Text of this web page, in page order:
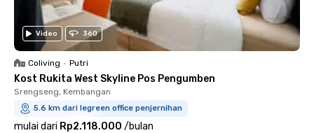
Video 360
Coliving • Putri
Kost Rukita West Skyline Pos Pengumben
Srengseng, Kembangan
5.6 km dari legreen office penjernihan
mulai dari Rp2.118.000 /bulan